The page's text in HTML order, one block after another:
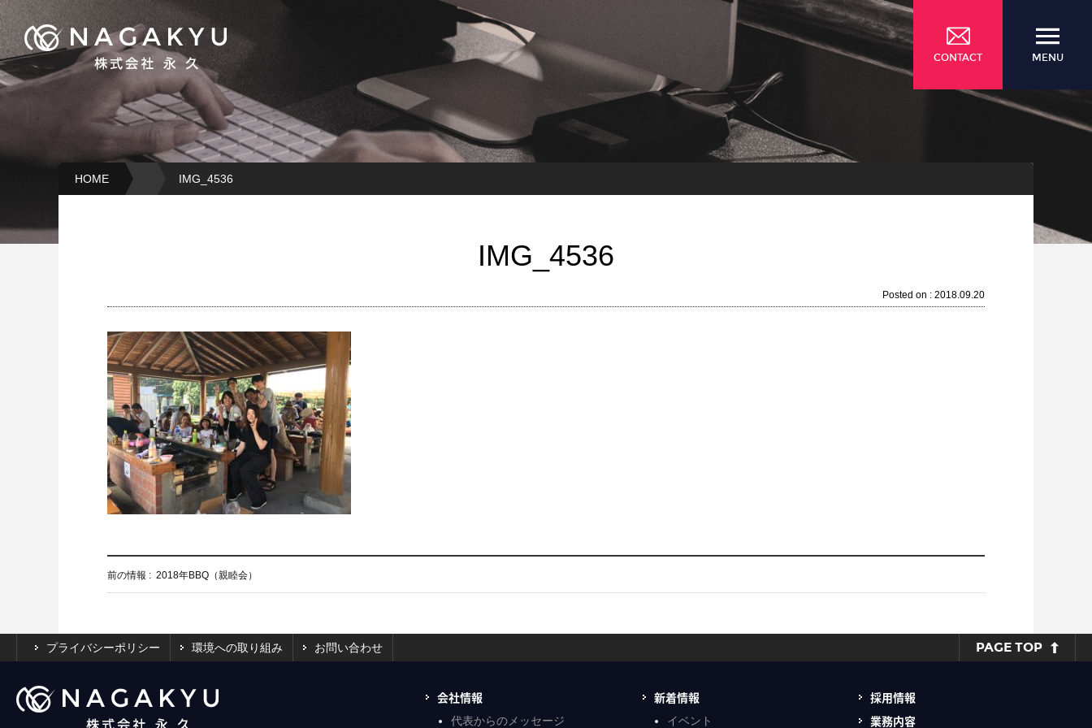
CONTACT MENU
HOME IMG_4536
IMG_4536
Posted on : 2018.09.20
前の情報 : 2018年BBQ（親睦会）
プライバシーポリシー 環境への取り組み お問い合わせ PAGE TOP
会社情報
代表からのメッセージ
新着情報
イベント
採用情報
業務内容